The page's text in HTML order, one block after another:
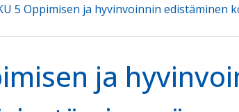
5 Oppimisen ja hyvinvoinnin edistäminen
ja